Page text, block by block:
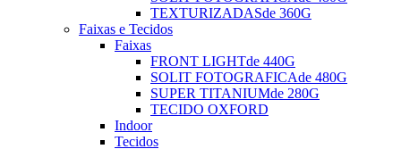
TEXTURIZADASde 360G
Faixas e Tecidos
Faixas
FRONT LIGHTde 440G
SOLIT FOTOGRAFICAde 480G
SUPER TITANIUMde 280G
TECIDO OXFORD
Indoor
Tecidos